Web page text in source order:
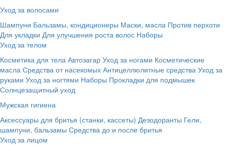
Уход за волосами
Шампуни Бальзамы, кондиционеры Маски, масла Против перхоти
Для укладки Для улучшения роста волос Наборы
Уход за телом
Косметика для тела Автозагар Уход за ногами Косметические
масла Средства от насекомых Антицеллюлитные средства Уход за
руками Уход за ногтями Наборы Прокладки для подмышек
Солнцезащитный уход
Мужская гигиена
Аксессуары для бритья (станки, кассеты) Дезодоранты Гели,
шампуни, бальзамы Средства до и после бритья
Уход за лицом